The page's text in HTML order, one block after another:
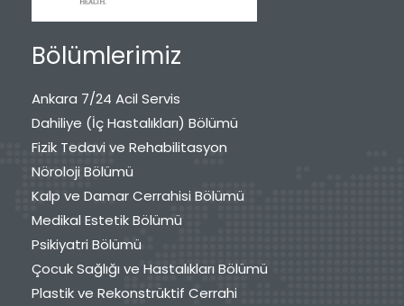
Bölümlerimiz
Ankara 7/24 Acil Servis
Dahiliye (İç Hastalıkları) Bölümü
Fizik Tedavi ve Rehabilitasyon
Nöroloji Bölümü
Kalp ve Damar Cerrahisi Bölümü
Medikal Estetik Bölümü
Psikiyatri Bölümü
Çocuk Sağlığı ve Hastalıkları Bölümü
Plastik ve Rekonstrüktif Cerrahi